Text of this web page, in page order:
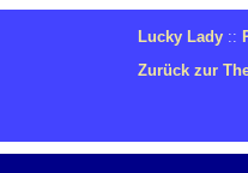
Lucky Lady ::
Zurück zur